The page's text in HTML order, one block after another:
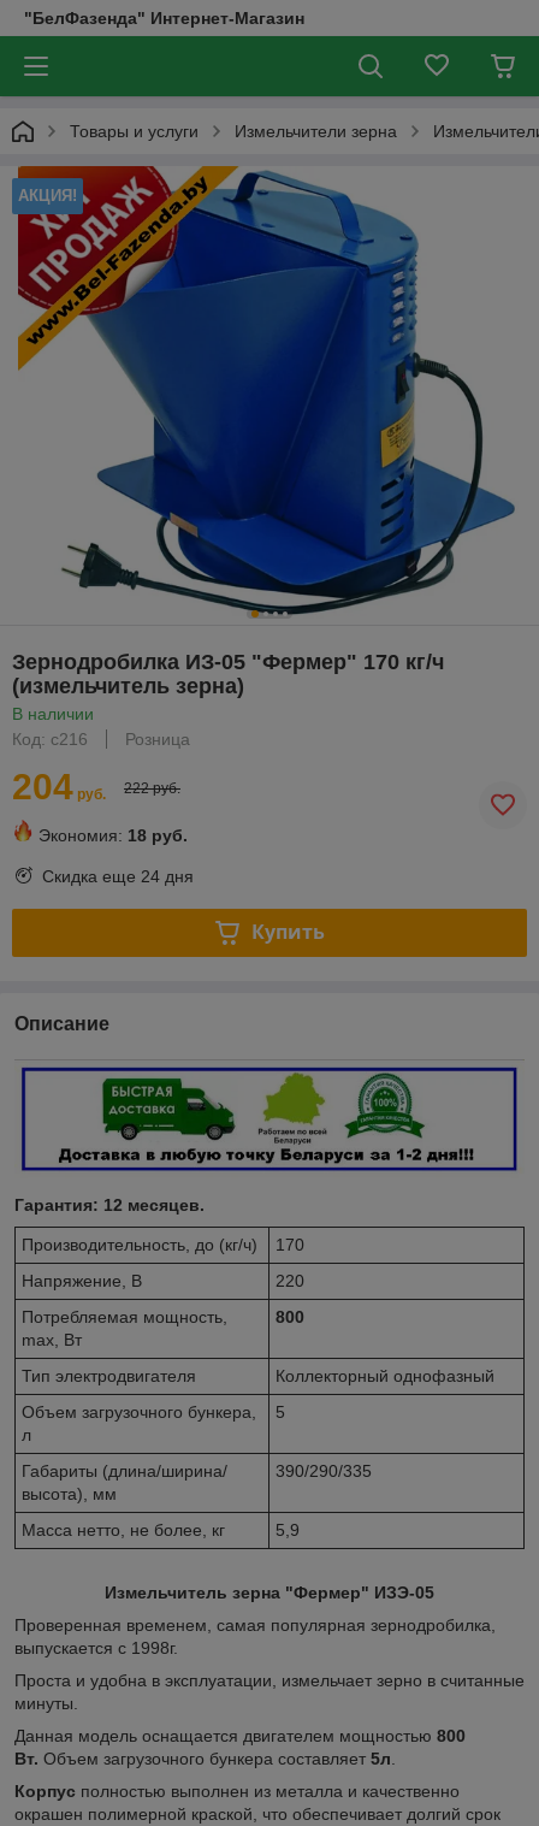
"БелФазенда" Интернет-Магазин
Товары и услуги Измельчители зерна
АКЦИЯ!
Зернодробилка ИЗ-05 "Фермер" 170 кг/ч
(измельчитель зерна)
В наличии
Код: с216
Розница
204 руб. 222 руб.
Экономия: 18 руб.
Скидка еще 24 дня
Купить
Описание
Гарантия: 12 месяцев.
Производительность, до (кг/ч)
170
Напряжение, В
220
Потребляемая мощность,
max, Вт
800
Тип электродвигателя
Коллекторный однофазный
Объем загрузочного бункера,
л
5
Габариты (длина/ширина/
высота), мм
390/290/335
Масса нетто, не более, кг 5,9
Измельчитель зерна "Фермер" ИЗЭ-05
Проверенная временем, самая популярная зернодробилка,
выпускается с 1998г.
Проста и удобна в эксплуатации, измельчает зерно в считанные
минуты.
Данная модель оснащается двигателем мощностью 800
Вт. Объем загрузочного бункера составляет 5л
Корпус полностью выполнен из металла и качественно
окрашен полимерной краской, что обеспечивает долгий срок